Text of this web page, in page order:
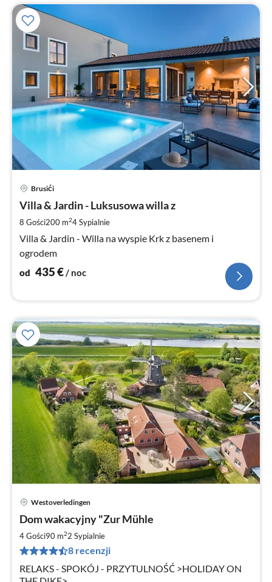
Brusići
Villa & Jardin - Luksusowa willa z
8 Gości200 m24Sypialnie
Villa & Jardin - Willa na wyspie Krk z basenem i
ogrodem
od 435€/ noc
Westoverledingen
Dom wakacyjny "Zur Mühle
4 Gości90 m22 Sypialnie
8 recenzji
RELAKS - SPOKÓJ - PRZYTULNOŚĆ >HOLIDAY ON